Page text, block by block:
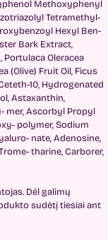
Methoxyphenyl
Tetramethyl-
Hexyl Ben-
Bark Extract,
Portulaca Oleracea
(Olive) Fruit Oil, Ficus
10, Hydrogenated
Astaxanthin,
mer, Ascorbyl Propyl
polymer, Sodium
nate, Adenosine,
tharine, Carborer,
Dėl galimų
sudėtį tiesiai ant